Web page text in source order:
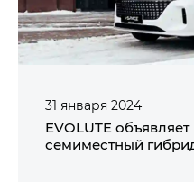
31 января 2024
EVOLUTE
семиместный